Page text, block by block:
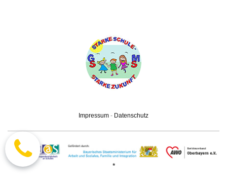
Impressum - Datenschutz
*